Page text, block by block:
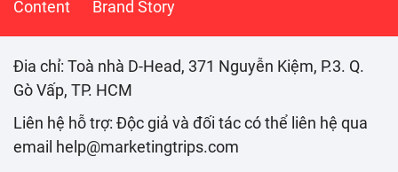
Content
Brand Story
Đia chỉ: Toà nhà D-Head, 371 Nguyễn Kiệm, P.3. Q.
Gò Vấp, TP. HCM
Liên hệ hỗ trợ: Độc giả và đối tác có thể liên hệ qua
email help@marketingtrips.com